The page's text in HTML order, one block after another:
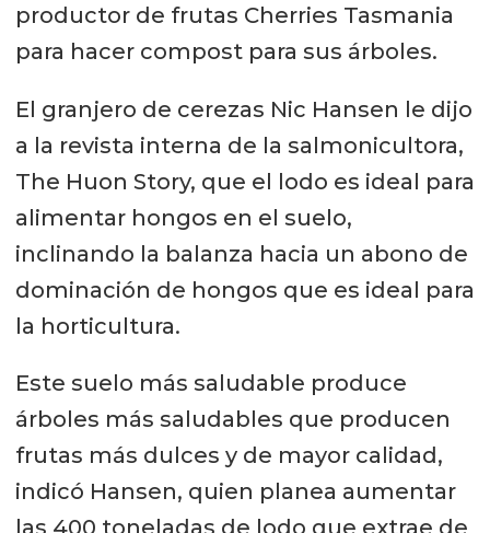
productor de frutas Cherries Tasmania
para hacer compost para sus árboles.
El granjero de cerezas Nic Hansen le dijo
a la revista interna de la salmonicultora,
The Huon Story, que el lodo es ideal para
alimentar hongos en el suelo,
inclinando la balanza hacia un abono de
dominación de hongos que es ideal para
la horticultura.
Este suelo más saludable produce
árboles más saludables que producen
frutas más dulces y de mayor calidad,
indicó Hansen, quien planea aumentar